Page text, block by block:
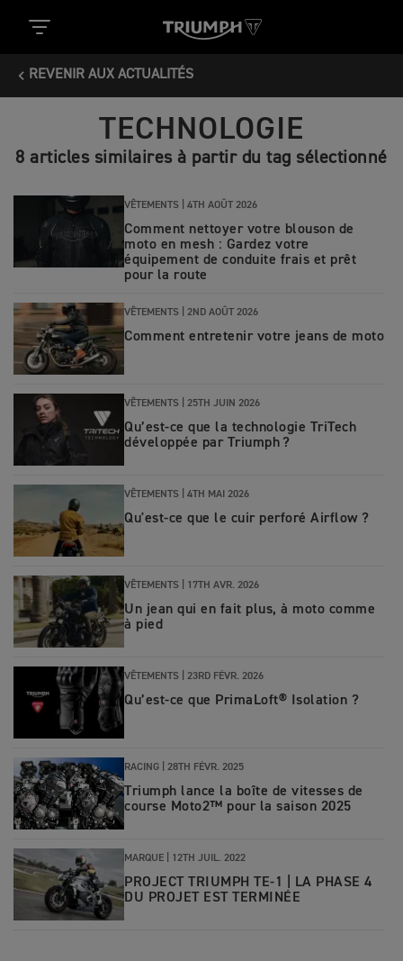
REVENIR AUX ACTUALITÉS
TECHNOLOGIE
8 articles similaires à partir du tag sélectionné
VÊTEMENTS | 4TH AOÛT 2026
Comment nettoyer votre blouson de
moto en mesh : Gardez votre
équipement de conduite frais et prêt
pour la route
VÊTEMENTS | 2ND AOÛT 2026
Comment entretenir votre jeans de moto
VÊTEMENTS | 25TH JUIN 2026
Qu’est‑ce que la technologie TriTech
développée par Triumph ?
VÊTEMENTS | 4TH MAI 2026
Qu'est-ce que le cuir perforé Airflow ?
VÊTEMENTS | 17TH AVR. 2026
Un jean qui en fait plus, à moto comme
à pied
VÊTEMENTS | 23RD FÉVR. 2026
Qu’est-ce que PrimaLoft® Isolation ?
RACING | 28TH FÉVR. 2025
Triumph lance la boîte de vitesses de
course Moto2™ pour la saison 2025
MARQUE | 12TH JUIL. 2022
PROJECT TRIUMPH TE-1 | LA PHASE 4
DU PROJET EST TERMINÉE